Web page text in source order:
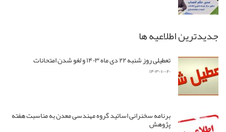
جدیدترین اطلاعیه ها
تعطیلی روز شنبه ۲۲ دی ماه ۱۴۰۳ و لغو شدن امتحانات
۱۴۰۳-۱۰-۲۰
برنامه سخنرانی اساتید گروه مهندسی معدن به مناسبت هفته
پژوهش